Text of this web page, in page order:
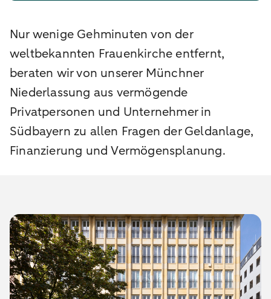
Nur wenige Gehminuten von der
weltbekannten Frauenkirche entfernt,
beraten wir von unserer Münchner
Niederlassung aus vermögende
Privatpersonen und Unternehmer in
Südbayern zu allen Fragen der Geldanlage,
Finanzierung und Vermögensplanung.